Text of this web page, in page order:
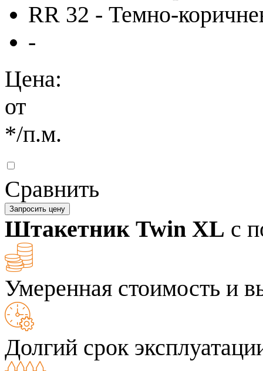
RR 32 - Темно-
-
Цена:
от
*/п.м.
Сравнить
Запросить цену
Штакетник Twin XL с
Умеренная стоимость и
Долгий срок